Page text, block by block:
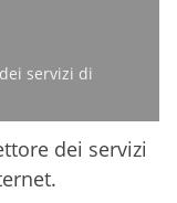
servizi di
dei servizi